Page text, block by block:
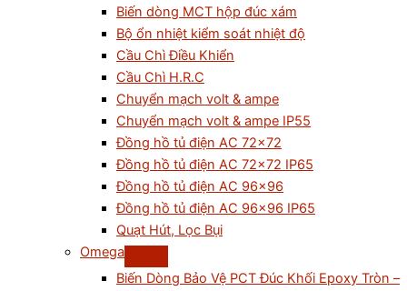
Biến dòng MCT hộp đúc xám
Bộ ổn nhiệt kiểm soát nhiệt độ
Cầu Chì Điều Khiển
Cầu Chì H.R.C
Chuyển mạch volt & ampe
Chuyển mạch volt & ampe IP55
Đồng hồ tủ điện AC 72×72
Đồng hồ tủ điện AC 72×72 IP65
Đồng hồ tủ điện AC 96×96
Đồng hồ tủ điện AC 96×96 IP65
Quạt Hút, Lọc Bụi
Omega
Biến Dòng Bảo Vệ PCT Đúc Khối Epoxy Tròn –